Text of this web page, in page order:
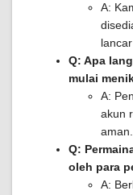
A:
Q: Apa
mulai
A:
akun
aman.
Q:
oleh para
A: